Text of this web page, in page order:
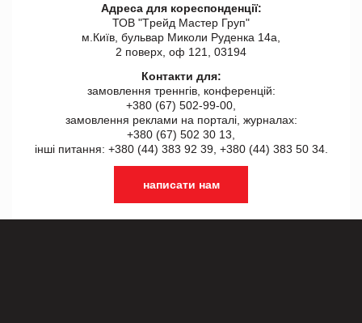
Адреса для кореспонденції:
ТОВ "Tрейд Мастер Груп"
м.Київ, бульвар Миколи Руденка 14а,
2 поверх, оф 121, 03194
Контакти для:
замовлення треннгів, конференцій:
+380 (67) 502-99-00,
замовлення реклами на порталі, журналах:
+380 (67) 502 30 13,
інші питання: +380 (44) 383 92 39, +380 (44) 383 50 34.
написати нам